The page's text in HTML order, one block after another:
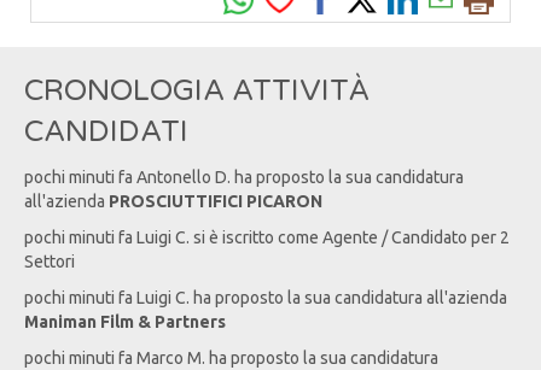
CRONOLOGIA ATTIVITÀ
CANDIDATI
pochi minuti fa Antonello D. ha proposto la sua candidatura
all'azienda PROSCIUTTIFICI PICARON
pochi minuti fa Luigi C. si è iscritto come Agente / Candidato per 2
Settori
pochi minuti fa Luigi C. ha proposto la sua candidatura all'azienda
Maniman Film & Partners
pochi minuti fa Marco M. ha proposto la sua candidatura